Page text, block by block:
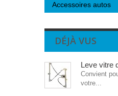
Accessoires autos
DÉJÀ VUS
Leve vitre
Convient
votre...